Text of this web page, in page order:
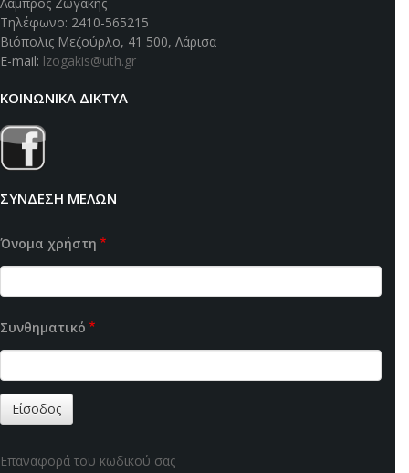
Τηλέφωνο: 2410-565215
Βιόπολις Μεζούρλο, 41 500, Λάρισα
E-mail: lzogakis@uth.gr
ΚΟΙΝΩΝΙΚΑ ΔΙΚΤΥΑ
ΣΥΝΔΕΣΗ ΜΕΛΩΝ
Όνομα χρήστη
Συνθηματικό
Επαναφορά του κωδικού σας